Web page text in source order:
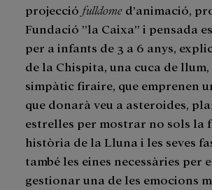
projecció fulldome d’animació,
Fundació ”la Caixa” i pensada
per a infants de 3 a 6 anys,
de la Chispita, una cuca de llum,
simpàtic firaire, que emprenen
que donarà veu a asteroides,
estrelles per mostrar no sols la
història de la Lluna i les seves
també les eines necessàries per
gestionar una de les emocions